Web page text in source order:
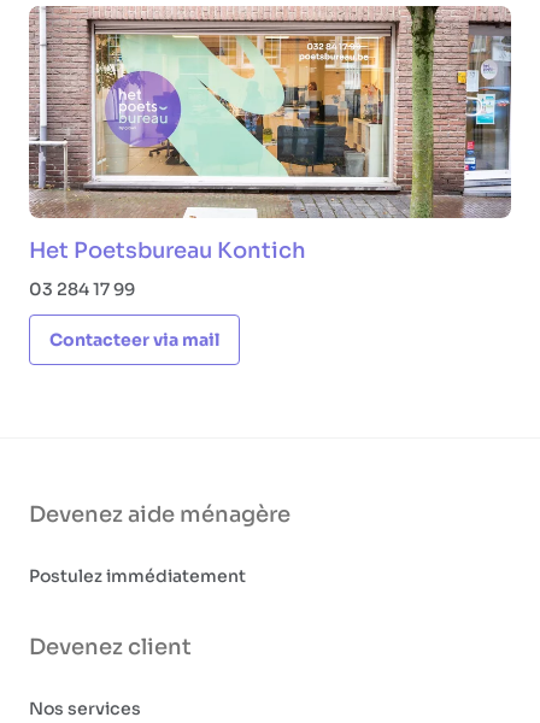
Het Poetsbureau Kontich
03 284 17 99
Contacteer via mail
Devenez aide ménagère
Postulez immédiatement
Devenez client
Nos services